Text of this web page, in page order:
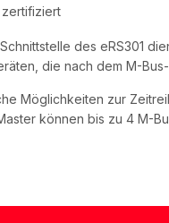
zertifiziert
des eRS301
die nach dem M-
Möglichkeiten zur
können bis zu 4 M-